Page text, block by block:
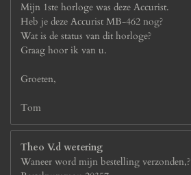
Mijn 1ste horloge was deze Accurist.
Heb je deze Accurist MB-462 nog?
Wat is de status van dit horloge?
Graag hoor ik van u.
Groeten,
Tom
Theo V.d wetering
Waneer word mijn bestelling verzonden,?